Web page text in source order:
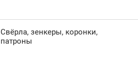
Свёрла, зенкеры, коронки,
патроны